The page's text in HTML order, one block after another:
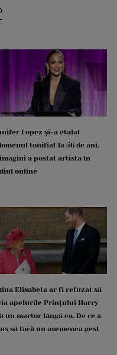
Lopez și-a etalat
tonifiat la 56 de ani.
a postat artista în
online
Elisabeta ar fi refuzat să
apelurile Prințului Harry
un martor lângă ea. De ce a
să facă un asemenea gest